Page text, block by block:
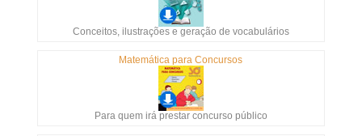
Conceitos, ilustrações e geração de vocabulários
Matemática para Concursos
Para quem irá prestar concurso público